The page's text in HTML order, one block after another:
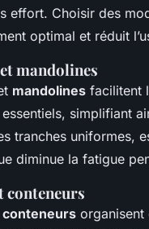
effort. Choisir des
optimal et réduit
mandolines
mandolines facilitent
simplifiant
tranches uniformes,
diminue la fatigue
conteneurs
conteneurs